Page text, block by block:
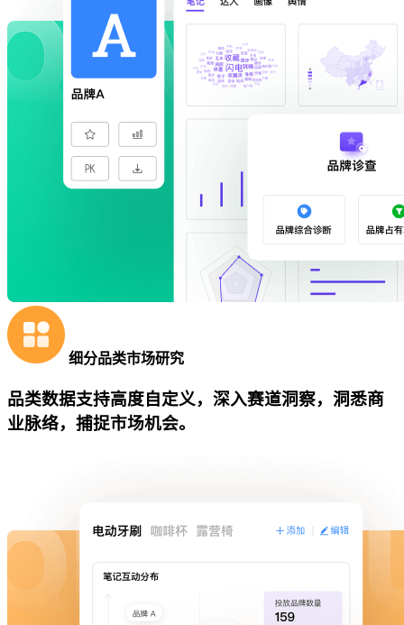
细分品类市场研究
品类数据支持高度自定义，深入赛道洞察，洞悉商
业脉络，捕捉市场机会。